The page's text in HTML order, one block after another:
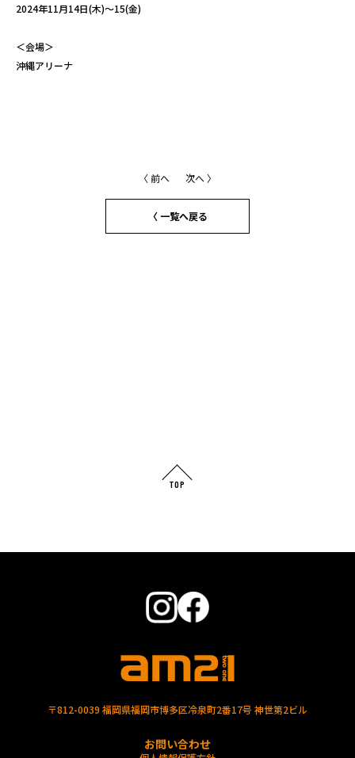
2024年11月14日(木)～15(金)
＜会場＞
沖縄アリーナ
〈 前へ 次へ 〉
〈 一覧へ戻る
TOP
〒812-0039 福岡県福岡市博多区冷泉町2番17号 神世第2ビル
お問い合わせ